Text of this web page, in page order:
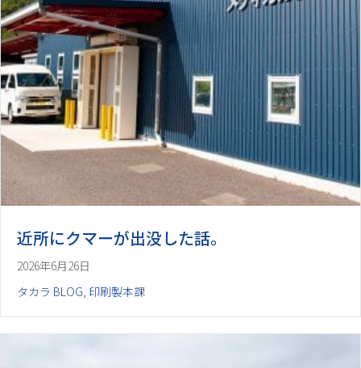
近所にクマーが出没した話。
2026年6月26日
タカラ BLOG, 印刷製本課